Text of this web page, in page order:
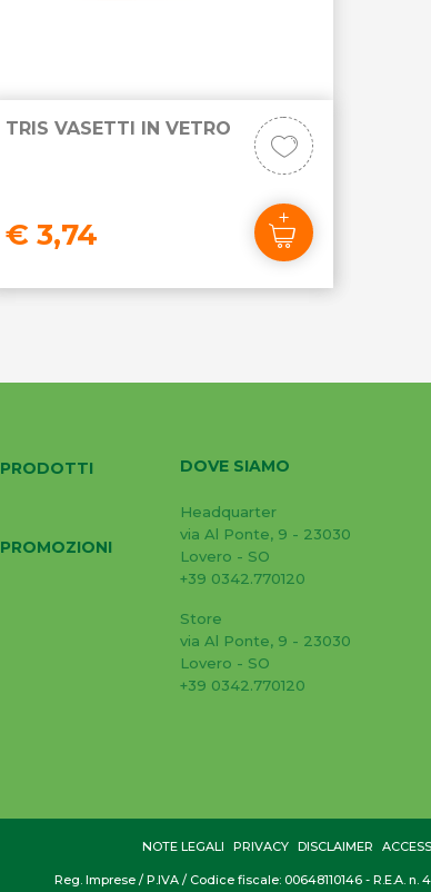
TRIS VASETTI IN VETRO
€ 3,74
PRODOTTI
PROMOZIONI
DOVE SIAMO
Headquarter
via Al Ponte, 9 - 23030
Lovero - SO
+39 0342.770120
Store
via Al Ponte, 9 - 23030
Lovero - SO
+39 0342.770120
NOTE LEGALI PRIVACY DISCLAIMER
Reg. Imprese / P.IVA / Codice fiscale: 00648110146 - R.E.A. n.